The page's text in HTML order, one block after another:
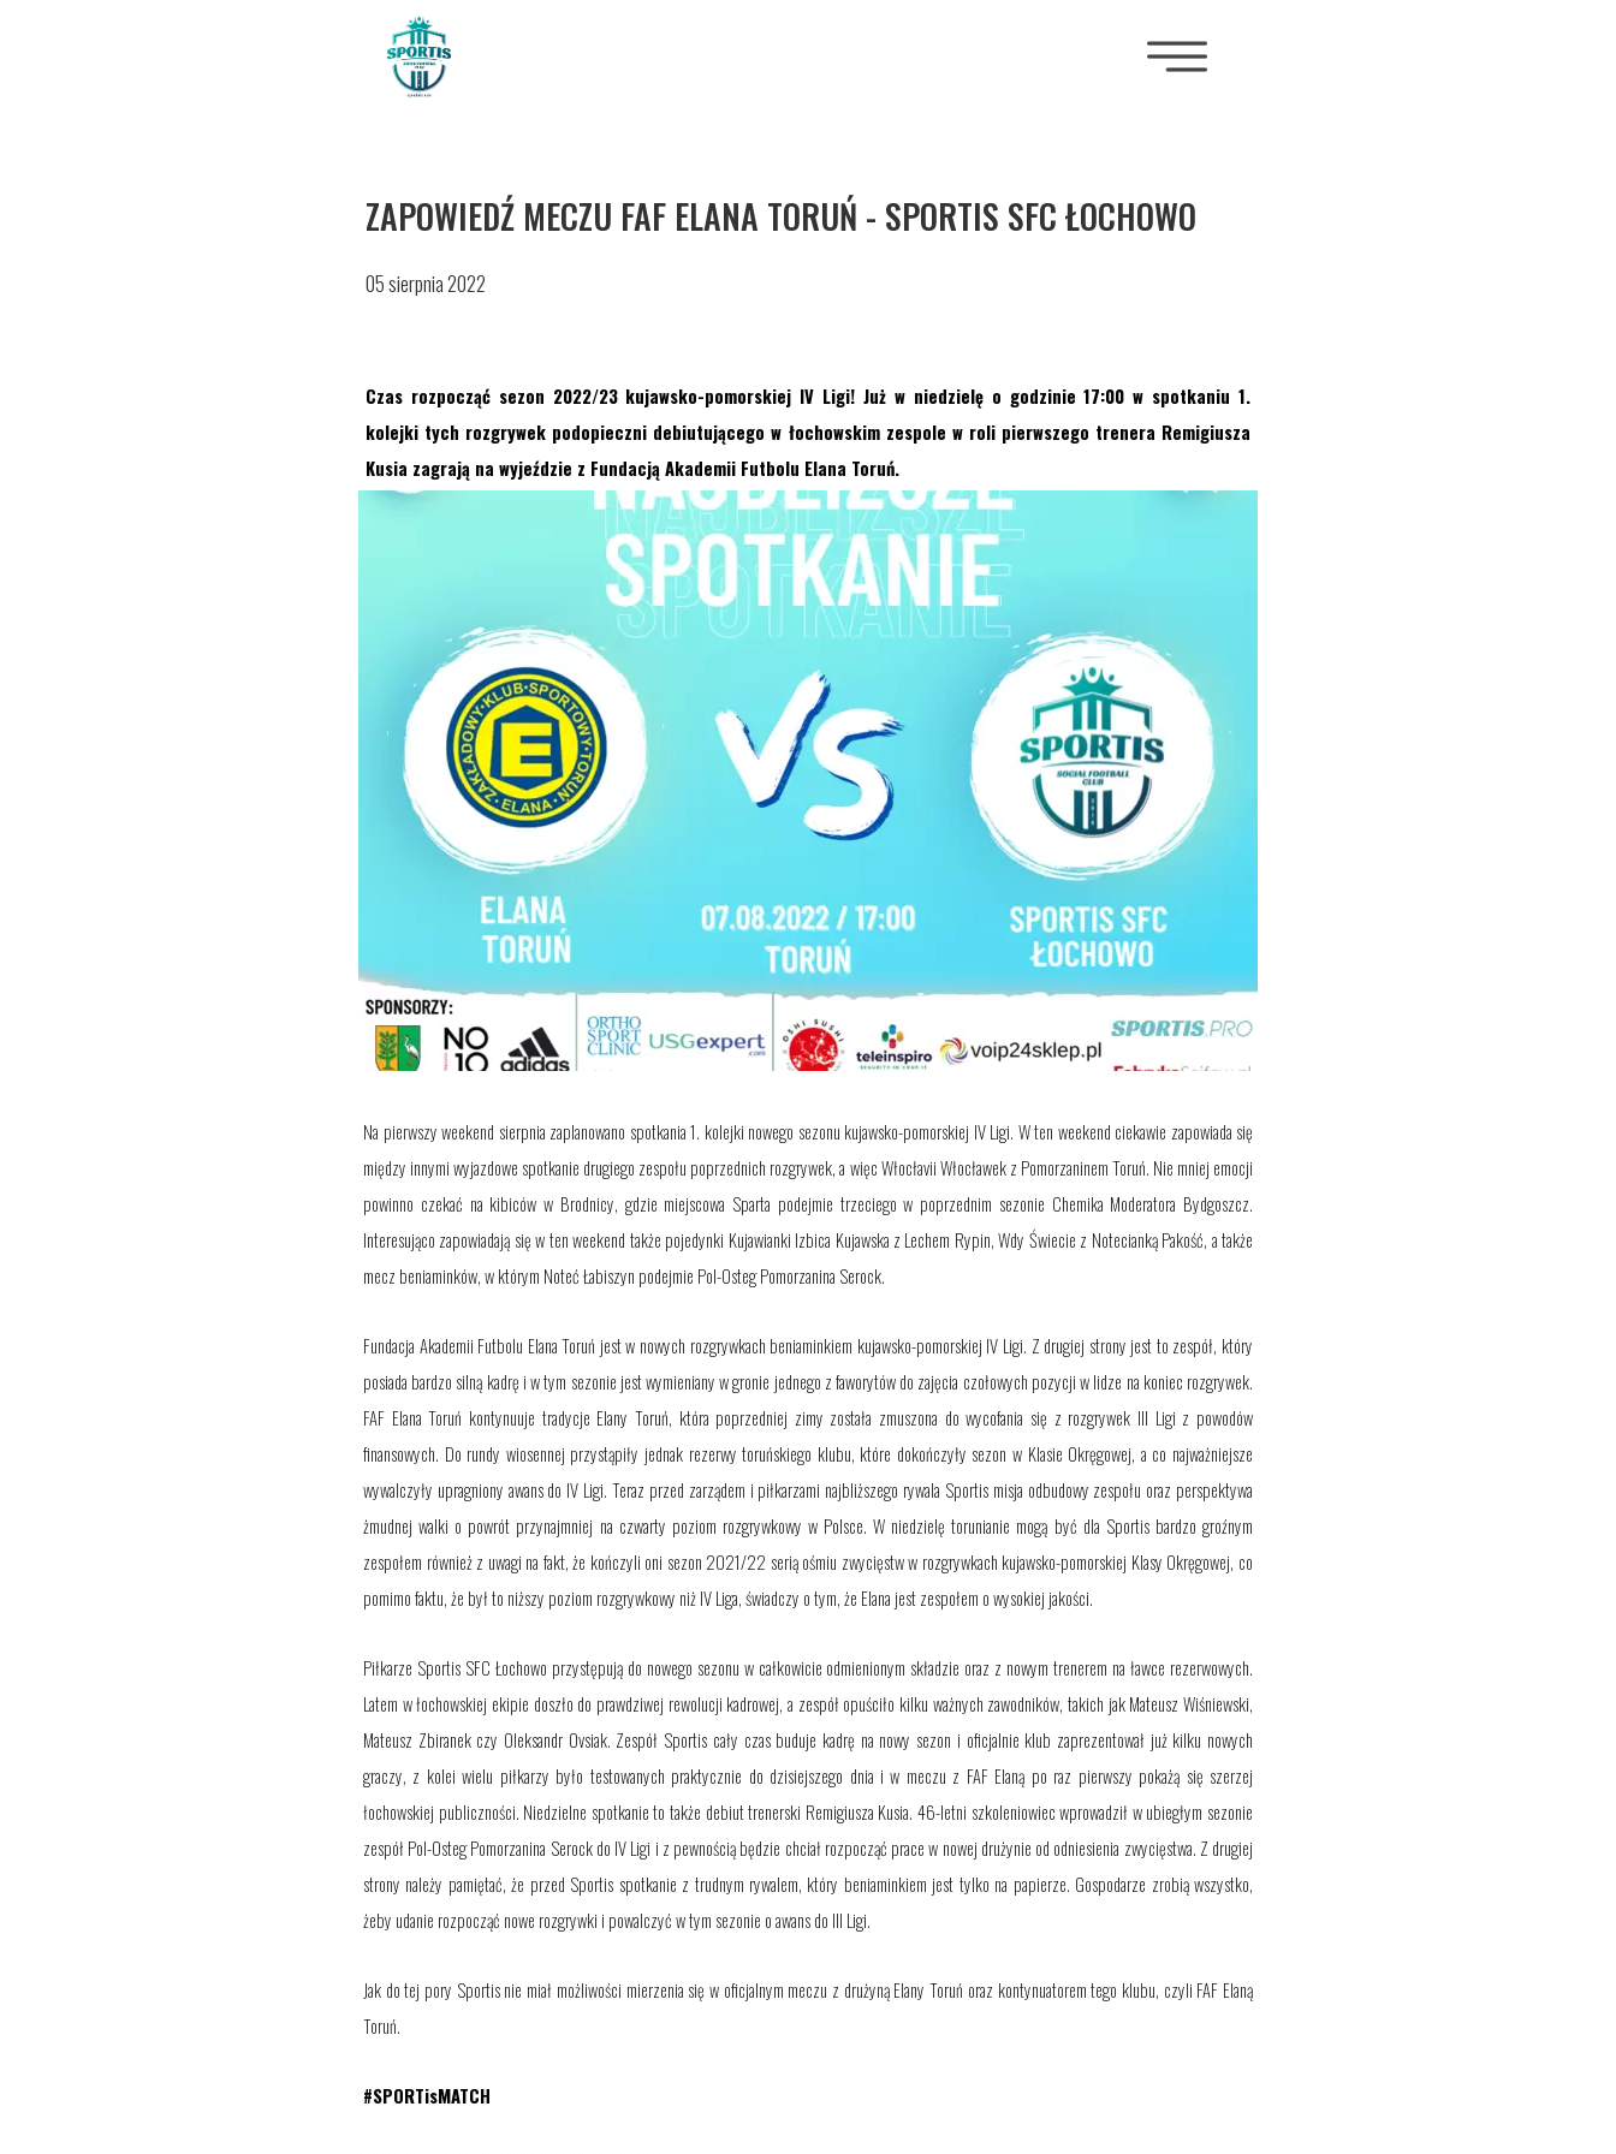
Na pierwszy weekend sierpnia zaplanowano spotkania 1. kolejki nowego sezonu kujawsko-pomorskiej IV Ligi. W ten weekend ciekawie zapowiada się
między innymi wyjazdowe spotkanie drugiego zespołu poprzednich rozgrywek, a więc Włocłavii Włocławek z Pomorzaninem Toruń. Nie mniej emocji
powinno czekać na kibiców w Brodnicy, gdzie miejscowa Sparta podejmie trzeciego w poprzednim sezonie Chemika Moderatora Bydgoszcz.
Interesująco zapowiadają się w ten weekend także pojedynki Kujawianki Izbica Kujawska z Lechem Rypin, Wdy Świecie z Notecianką Pakość, a także
mecz beniaminków, w którym Noteć Łabiszyn podejmie Pol-Osteg Pomorzanina Serock.
Fundacja Akademii Futbolu Elana Toruń jest w nowych rozgrywkach beniaminkiem kujawsko-pomorskiej IV Ligi. Z drugiej strony jest to zespół, który
posiada bardzo silną kadrę i w tym sezonie jest wymieniany w gronie jednego z faworytów do zajęcia czołowych pozycji w lidze na koniec rozgrywek.
FAF Elana Toruń kontynuuje tradycje Elany Toruń, która poprzedniej zimy została zmuszona do wycofania się z rozgrywek III Ligi z powodów
finansowych. Do rundy wiosennej przystąpiły jednak rezerwy toruńskiego klubu, które dokończyły sezon w Klasie Okręgowej, a co najważniejsze
wywalczyły upragniony awans do IV Ligi. Teraz przed zarządem i piłkarzami najbliższego rywala Sportis misja odbudowy zespołu oraz perspektywa
żmudnej walki o powrót przynajmniej na czwarty poziom rozgrywkowy w Polsce. W niedzielę torunianie mogą być dla Sportis bardzo groźnym
zespołem również z uwagi na fakt, że kończyli oni sezon 2021/22 serią ośmiu zwycięstw w rozgrywkach kujawsko-pomorskiej Klasy Okręgowej, co
pomimo faktu, że był to niższy poziom rozgrywkowy niż IV Liga, świadczy o tym, że Elana jest zespołem o wysokiej jakości.
Piłkarze Sportis SFC Łochowo przystępują do nowego sezonu w całkowicie odmienionym składzie oraz z nowym trenerem na ławce rezerwowych.
Latem w łochowskiej ekipie doszło do prawdziwej rewolucji kadrowej, a zespół opuściło kilku ważnych zawodników, takich jak Mateusz Wiśniewski,
Mateusz Zbiranek czy Oleksandr Ovsiak. Zespół Sportis cały czas buduje kadrę na nowy sezon i oficjalnie klub zaprezentował już kilku nowych
graczy, z kolei wielu piłkarzy było testowanych praktycznie do dzisiejszego dnia i w meczu z FAF Elaną po raz pierwszy pokażą się szerzej
łochowskiej publiczności. Niedzielne spotkanie to także debiut trenerski Remigiusza Kusia. 46-letni szkoleniowiec wprowadził w ubiegłym sezonie
zespół Pol-Osteg Pomorzanina Serock do IV Ligi i z pewnością będzie chciał rozpocząć prace w nowej drużynie od odniesienia zwycięstwa. Z drugiej
strony należy pamiętać, że przed Sportis spotkanie z trudnym rywalem, który beniaminkiem jest tylko na papierze. Gospodarze zrobią wszystko,
żeby udanie rozpocząć nowe rozgrywki i powalczyć w tym sezonie o awans do III Ligi.
Jak do tej pory Sportis nie miał możliwości mierzenia się w oficjalnym meczu z drużyną Elany Toruń oraz kontynuatorem tego klubu, czyli FAF Elaną
Toruń.
#SPORTisMATCH
05 sierpnia 2022
ZAPOWIEDŹ MECZU FAF ELANA TORUŃ - SPORTIS SFC ŁOCHOWO
Czas rozpocząć sezon 2022/23 kujawsko-pomorskiej IV Ligi! Już w niedzielę o godzinie 17:00 w spotkaniu 1.
kolejki tych rozgrywek podopieczni debiutującego w łochowskim zespole w roli pierwszego trenera Remigiusza
Kusia zagrają na wyjeździe z Fundacją Akademii Futbolu Elana Toruń.